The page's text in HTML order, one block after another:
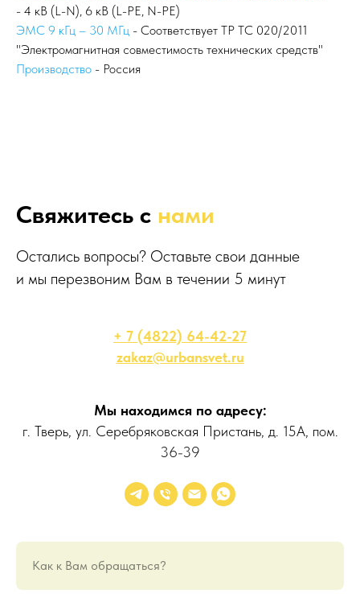
- 4 кВ (L-N), 6 кВ (L-PE, N-PE)
ЭМС 9 кГц – 30 МГц - Соответствует ТР ТС 020/2011
"Электромагнитная совместимость технических средств"
Производство - Россия
Свяжитесь с нами
Остались вопросы? Оставьте свои данные
и мы перезвоним Вам в течении 5 минут
+ 7 (4822) 64-42-27
zakaz@urbansvet.ru
Мы находимся по адресу:
г. Тверь, ул. Серебряковская Пристань, д. 15А, пом.
36-39
Как к Вам обращаться?